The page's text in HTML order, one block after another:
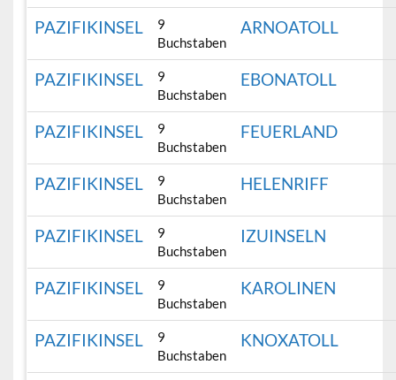
PAZIFIKINSEL
9
Buchstaben
ARNOATOLL
PAZIFIKINSEL
9
Buchstaben
EBONATOLL
PAZIFIKINSEL
9
Buchstaben
FEUERLAND
PAZIFIKINSEL
9
Buchstaben
HELENRIFF
PAZIFIKINSEL
9
Buchstaben
IZUINSELN
PAZIFIKINSEL
9
Buchstaben
KAROLINEN
PAZIFIKINSEL
9
Buchstaben
KNOXATOLL